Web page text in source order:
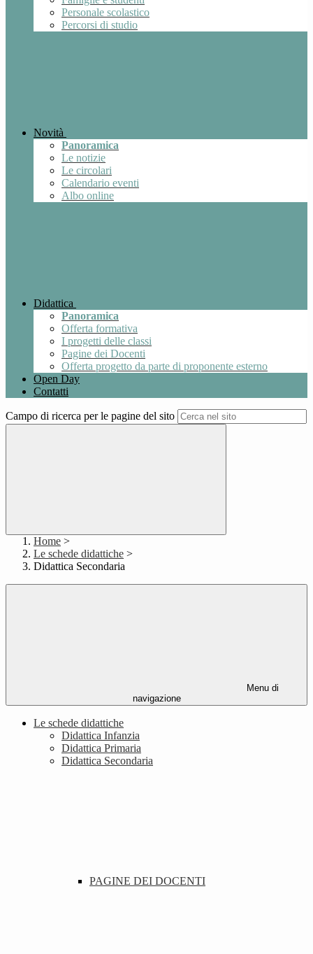
Personale scolastico
Percorsi di studio
Novità
Panoramica
Le notizie
Le circolari
Calendario eventi
Albo online
Didattica
Panoramica
Offerta formativa
I progetti delle classi
Pagine dei Docenti
Offerta progetto da parte di proponente esterno
Open Day
Contatti
Campo di ricerca per le pagine del sito
Home >
Le schede didattiche >
Didattica Secondaria
Menu di
navigazione
Le schede didattiche
Didattica Infanzia
Didattica Primaria
Didattica Secondaria
PAGINE DEI DOCENTI